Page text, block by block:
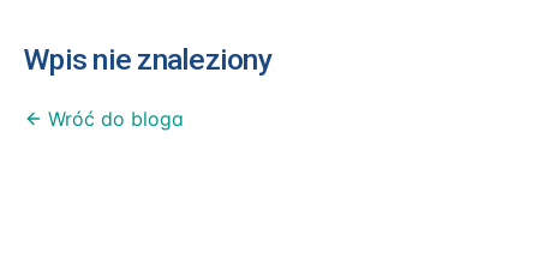
Zespół
Placówki
Wpis nie znaleziony
Wróć do bloga